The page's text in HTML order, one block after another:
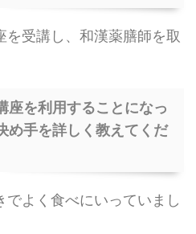
受講し、和漢薬膳師を取
座を利用することになっ
め手を詳しく教えてくだ
よく食べにいっていまし